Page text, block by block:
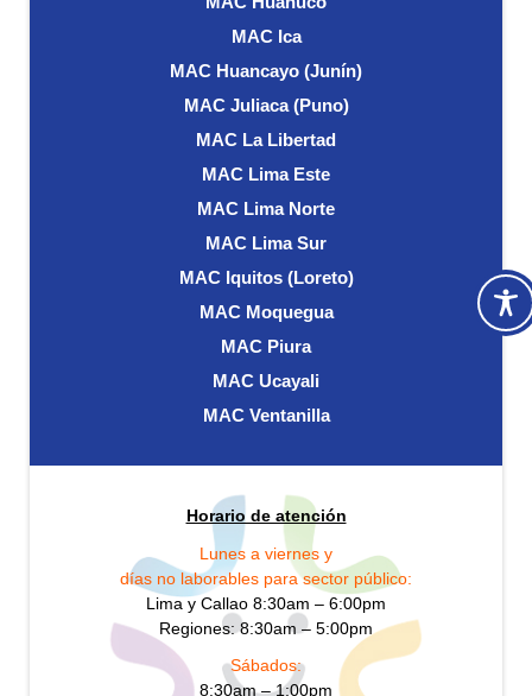
MAC Ica
MAC Huancayo (Junín)
MAC Juliaca (Puno)
MAC La Libertad
MAC Lima Este
MAC Lima Norte
MAC Lima Sur
MAC Iquitos (Loreto)
MAC Moquegua
MAC Piura
MAC Ucayali
MAC Ventanilla
Horario de atención
Lunes a viernes y
días no laborables para sector público:
Lima y Callao 8:30am – 6:00pm
Regiones: 8:30am – 5:00pm
Sábados:
8:30am – 1:00pm